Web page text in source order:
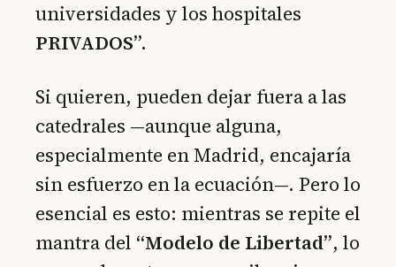
universidades y los hospitales
PRIVADOS”.
Si quieren, pueden dejar fuera a las
catedrales —aunque alguna,
especialmente en Madrid, encajaría
sin esfuerzo en la ecuación—. Pero lo
esencial es esto: mientras se repite el
mantra del “Modelo de Libertad”, lo